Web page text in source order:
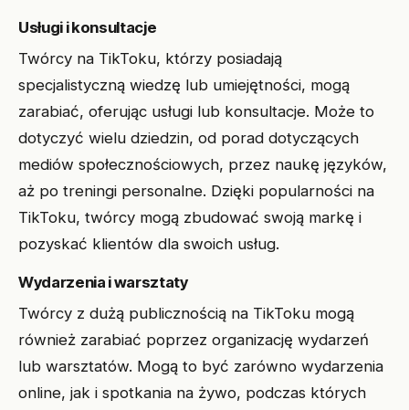
Usługi i konsultacje
Twórcy na TikToku, którzy posiadają
specjalistyczną wiedzę lub umiejętności, mogą
zarabiać, oferując usługi lub konsultacje. Może to
dotyczyć wielu dziedzin, od porad dotyczących
mediów społecznościowych, przez naukę języków,
aż po treningi personalne. Dzięki popularności na
TikToku, twórcy mogą zbudować swoją markę i
pozyskać klientów dla swoich usług.
Wydarzenia i warsztaty
Twórcy z dużą publicznością na TikToku mogą
również zarabiać poprzez organizację wydarzeń
lub warsztatów. Mogą to być zarówno wydarzenia
online, jak i spotkania na żywo, podczas których